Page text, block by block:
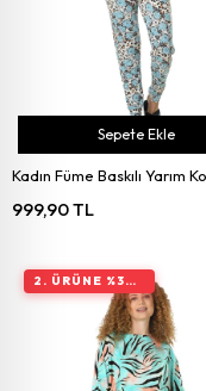
999,90 TL
Sepete Ekle
2. ÜRÜNE %30 İNDIRIM